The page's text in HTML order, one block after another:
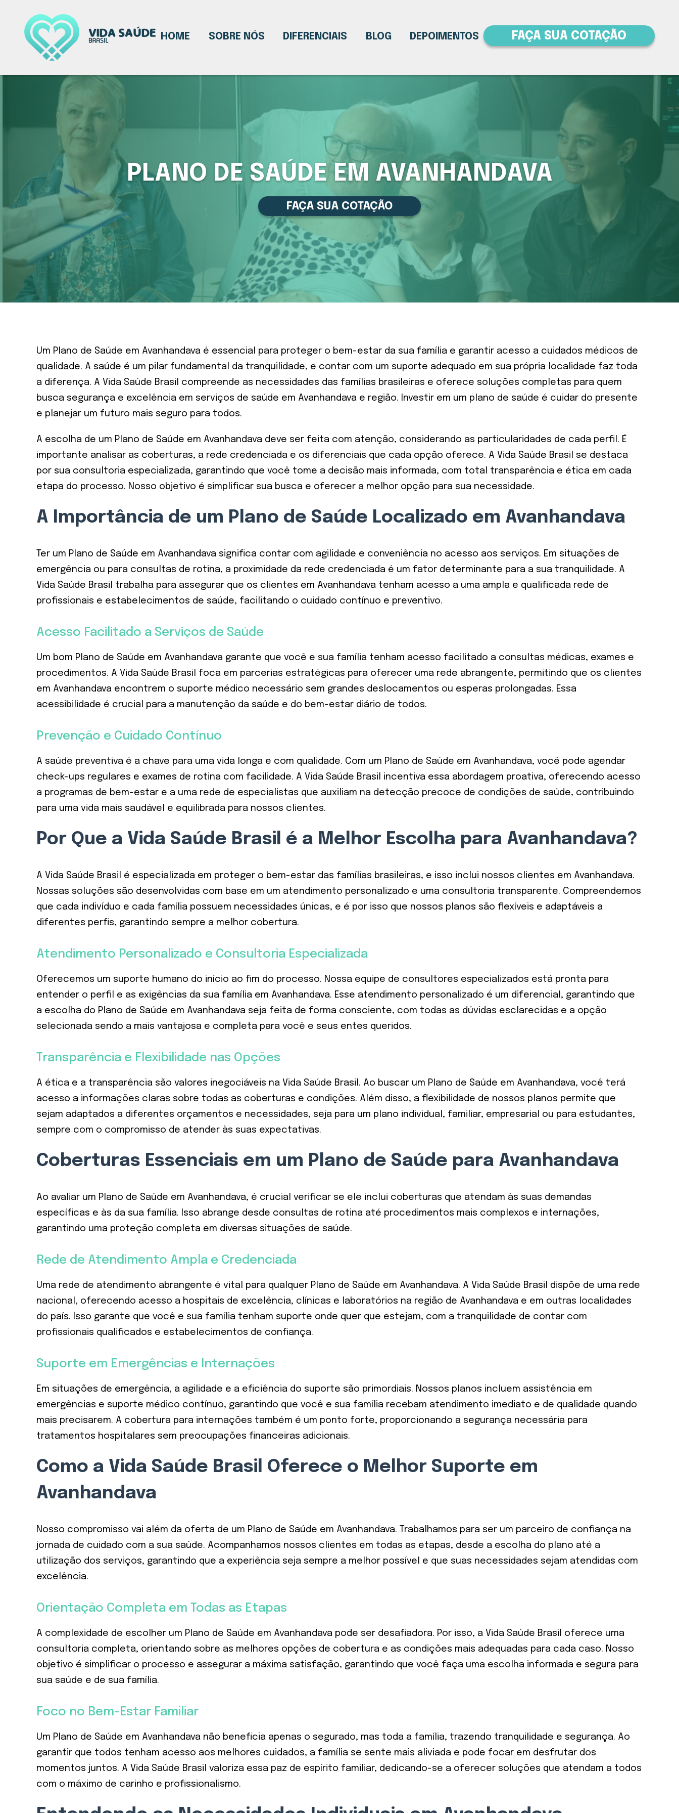
HOME SOBRE NÓS DIFERENCIAIS BLOG DEPOIMENTOS FAÇA SUA COTAÇÃO
PLANO DE SAÚDE EM AVANHANDAVA
FAÇA SUA COTAÇÃO
Um Plano de Saúde em Avanhandava é essencial para proteger o bem-estar da sua família e garantir acesso a cuidados médicos de
qualidade. A saúde é um pilar fundamental da tranquilidade, e contar com um suporte adequado em sua própria localidade faz toda
a diferença. A Vida Saúde Brasil compreende as necessidades das famílias brasileiras e oferece soluções completas para quem
busca segurança e excelência em serviços de saúde em Avanhandava e região. Investir em um plano de saúde é cuidar do presente
e planejar um futuro mais seguro para todos.
A escolha de um Plano de Saúde em Avanhandava deve ser feita com atenção, considerando as particularidades de cada perfil. É
importante analisar as coberturas, a rede credenciada e os diferenciais que cada opção oferece. A Vida Saúde Brasil se destaca
por sua consultoria especializada, garantindo que você tome a decisão mais informada, com total transparência e ética em cada
etapa do processo. Nosso objetivo é simplificar sua busca e oferecer a melhor opção para sua necessidade.
A Importância de um Plano de Saúde Localizado em Avanhandava
Ter um Plano de Saúde em Avanhandava significa contar com agilidade e conveniência no acesso aos serviços. Em situações de
emergência ou para consultas de rotina, a proximidade da rede credenciada é um fator determinante para a sua tranquilidade. A
Vida Saúde Brasil trabalha para assegurar que os clientes em Avanhandava tenham acesso a uma ampla e qualificada rede de
profissionais e estabelecimentos de saúde, facilitando o cuidado contínuo e preventivo.
Acesso Facilitado a Serviços de Saúde
Um bom Plano de Saúde em Avanhandava garante que você e sua família tenham acesso facilitado a consultas médicas, exames e
procedimentos. A Vida Saúde Brasil foca em parcerias estratégicas para oferecer uma rede abrangente, permitindo que os clientes
em Avanhandava encontrem o suporte médico necessário sem grandes deslocamentos ou esperas prolongadas. Essa
acessibilidade é crucial para a manutenção da saúde e do bem-estar diário de todos.
Prevenção e Cuidado Contínuo
A saúde preventiva é a chave para uma vida longa e com qualidade. Com um Plano de Saúde em Avanhandava, você pode agendar
check-ups regulares e exames de rotina com facilidade. A Vida Saúde Brasil incentiva essa abordagem proativa, oferecendo acesso
a programas de bem-estar e a uma rede de especialistas que auxiliam na detecção precoce de condições de saúde, contribuindo
para uma vida mais saudável e equilibrada para nossos clientes.
Por Que a Vida Saúde Brasil é a Melhor Escolha para Avanhandava?
A Vida Saúde Brasil é especializada em proteger o bem-estar das famílias brasileiras, e isso inclui nossos clientes em Avanhandava.
Nossas soluções são desenvolvidas com base em um atendimento personalizado e uma consultoria transparente. Compreendemos
que cada indivíduo e cada família possuem necessidades únicas, e é por isso que nossos planos são flexíveis e adaptáveis a
diferentes perfis, garantindo sempre a melhor cobertura.
Atendimento Personalizado e Consultoria Especializada
Oferecemos um suporte humano do início ao fim do processo. Nossa equipe de consultores especializados está pronta para
entender o perfil e as exigências da sua família em Avanhandava. Esse atendimento personalizado é um diferencial, garantindo que
a escolha do Plano de Saúde em Avanhandava seja feita de forma consciente, com todas as dúvidas esclarecidas e a opção
selecionada sendo a mais vantajosa e completa para você e seus entes queridos.
Transparência e Flexibilidade nas Opções
A ética e a transparência são valores inegociáveis na Vida Saúde Brasil. Ao buscar um Plano de Saúde em Avanhandava, você terá
acesso a informações claras sobre todas as coberturas e condições. Além disso, a flexibilidade de nossos planos permite que
sejam adaptados a diferentes orçamentos e necessidades, seja para um plano individual, familiar, empresarial ou para estudantes,
sempre com o compromisso de atender às suas expectativas.
Coberturas Essenciais em um Plano de Saúde para Avanhandava
Ao avaliar um Plano de Saúde em Avanhandava, é crucial verificar se ele inclui coberturas que atendam às suas demandas
específicas e às da sua família. Isso abrange desde consultas de rotina até procedimentos mais complexos e internações,
garantindo uma proteção completa em diversas situações de saúde.
Rede de Atendimento Ampla e Credenciada
Uma rede de atendimento abrangente é vital para qualquer Plano de Saúde em Avanhandava. A Vida Saúde Brasil dispõe de uma rede
nacional, oferecendo acesso a hospitais de excelência, clínicas e laboratórios na região de Avanhandava e em outras localidades
do país. Isso garante que você e sua família tenham suporte onde quer que estejam, com a tranquilidade de contar com
profissionais qualificados e estabelecimentos de confiança.
Suporte em Emergências e Internações
Em situações de emergência, a agilidade e a eficiência do suporte são primordiais. Nossos planos incluem assistência em
emergências e suporte médico contínuo, garantindo que você e sua família recebam atendimento imediato e de qualidade quando
mais precisarem. A cobertura para internações também é um ponto forte, proporcionando a segurança necessária para
tratamentos hospitalares sem preocupações financeiras adicionais.
Como a Vida Saúde Brasil Oferece o Melhor Suporte em
Avanhandava
Nosso compromisso vai além da oferta de um Plano de Saúde em Avanhandava. Trabalhamos para ser um parceiro de confiança na
jornada de cuidado com a sua saúde. Acompanhamos nossos clientes em todas as etapas, desde a escolha do plano até a
utilização dos serviços, garantindo que a experiência seja sempre a melhor possível e que suas necessidades sejam atendidas com
excelência.
Orientação Completa em Todas as Etapas
A complexidade de escolher um Plano de Saúde em Avanhandava pode ser desafiadora. Por isso, a Vida Saúde Brasil oferece uma
consultoria completa, orientando sobre as melhores opções de cobertura e as condições mais adequadas para cada caso. Nosso
objetivo é simplificar o processo e assegurar a máxima satisfação, garantindo que você faça uma escolha informada e segura para
sua saúde e de sua família.
Foco no Bem-Estar Familiar
Um Plano de Saúde em Avanhandava não beneficia apenas o segurado, mas toda a família, trazendo tranquilidade e segurança. Ao
garantir que todos tenham acesso aos melhores cuidados, a família se sente mais aliviada e pode focar em desfrutar dos
momentos juntos. A Vida Saúde Brasil valoriza essa paz de espírito familiar, dedicando-se a oferecer soluções que atendam a todos
com o máximo de carinho e profissionalismo.